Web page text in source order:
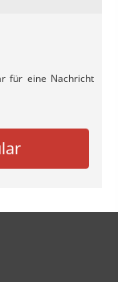
für eine Nachricht